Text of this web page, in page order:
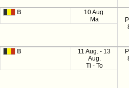
B
10 Aug.
Ma
B
11 Aug. - 13
Aug.
Ti - To